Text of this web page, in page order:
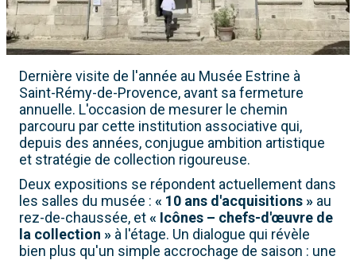
Dernière visite de l'année au Musée Estrine à
Saint-Rémy-de-Provence, avant sa fermeture
annuelle. L'occasion de mesurer le chemin
parcouru par cette institution associative qui,
depuis des années, conjugue ambition artistique
et stratégie de collection rigoureuse.
Deux expositions se répondent actuellement dans
les salles du musée : « 10 ans d'acquisitions » au
rez-de-chaussée, et« Icônes – chefs-d'œuvre de
la collection » à l'étage. Un dialogue qui révèle
bien plus qu'un simple accrochage de saison : une